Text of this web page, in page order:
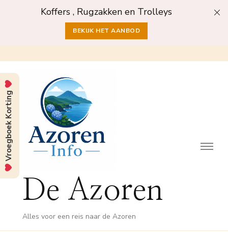
Koffers , Rugzakken en Trolleys
BEKIJK HET AANBOD
De Azoren
Alles voor een reis naar de Azoren
Vroegboek Korting